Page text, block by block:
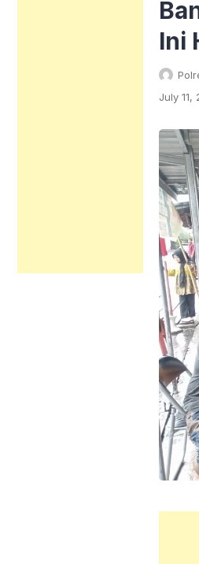
Ini
July 11,